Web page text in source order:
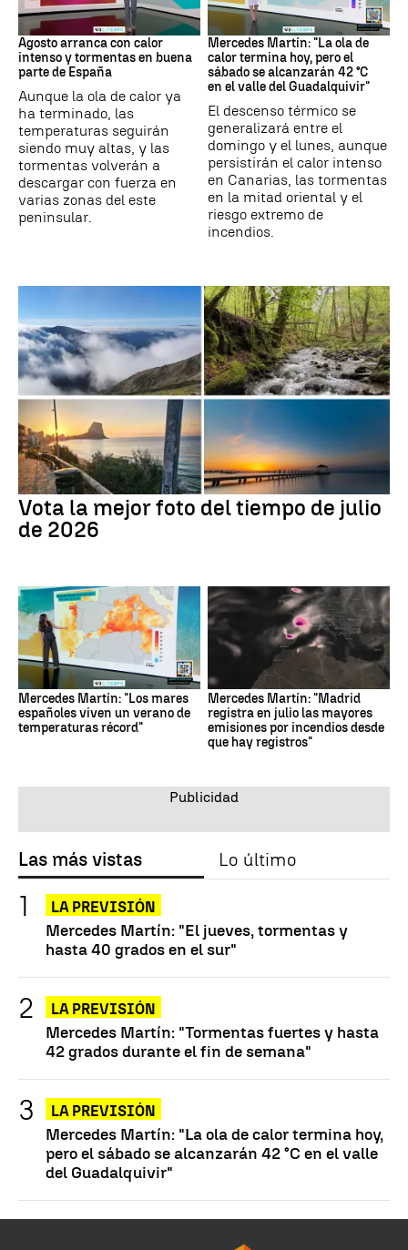
Tiempo
Agosto arranca con calor
intenso y tormentas en buena
parte de España
Aunque la ola de calor ya
ha terminado, las
temperaturas seguirán
siendo muy altas, y las
tormentas volverán a
descargar con fuerza en
varias zonas del este
peninsular.
La previsión
Mercedes Martín: "La ola de
calor termina hoy, pero el
sábado se alcanzarán 42 °C
en el valle del Guadalquivir"
El descenso térmico se
generalizará entre el
domingo y el lunes, aunque
persistirán el calor intenso
en Canarias, las tormentas
en la mitad oriental y el
riesgo extremo de
incendios.
Vota la mejor foto del tiempo de julio
de 2026
Mercedes Martín: "Los mares
españoles viven un verano de
temperaturas récord"
Mercedes Martín: "Madrid
registra en julio las mayores
emisiones por incendios desde
que hay registros"
Las más vistas Lo último
LA PREVISIÓN
Mercedes Martín: "El jueves, tormentas y
hasta 40 grados en el sur"
LA PREVISIÓN
Mercedes Martín: "Tormentas fuertes y hasta
42 grados durante el fin de semana"
LA PREVISIÓN
Mercedes Martín: "La ola de calor termina hoy,
pero el sábado se alcanzarán 42 °C en el valle
del Guadalquivir"